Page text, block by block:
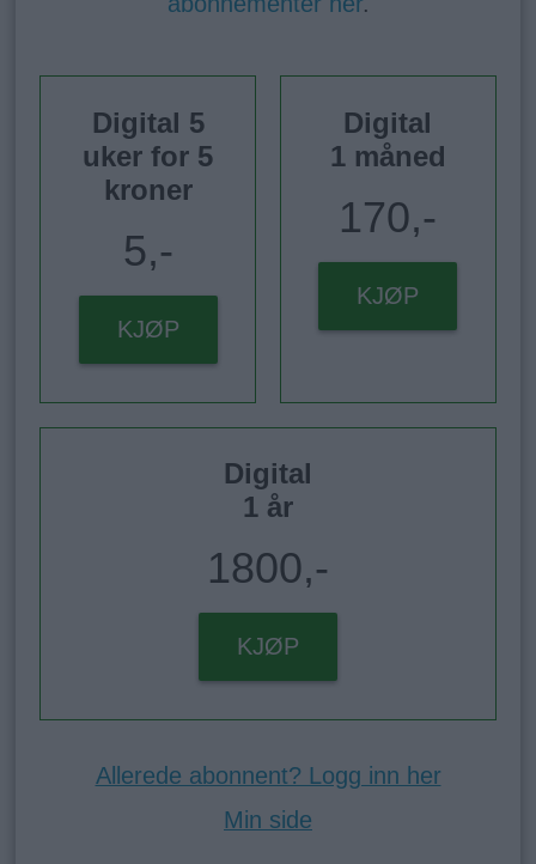
Digital 5
uker for 5
kroner
5,-
KJØP
Digital
1 måned
170,-
KJØP
Digital
1 år
1800,-
KJØP
Allerede abonnent? Logg inn her
Min side